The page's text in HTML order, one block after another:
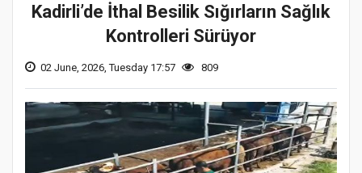
Kadirli’de İthal Besilik Sığırların Sağlık
Kontrolleri Sürüyor
02 June, 2026, Tuesday 17:57 809